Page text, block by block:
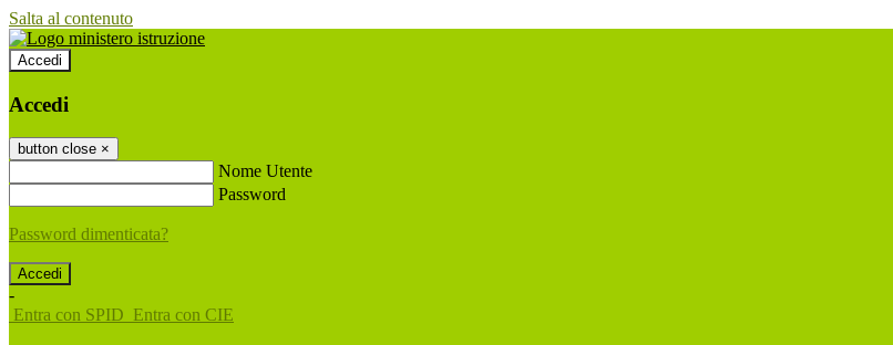
Salta al contenuto
Accedi
Accedi
button close ×
Nome Utente
Password
Password dimenticata?
-
Entra con SPID Entra con CIE